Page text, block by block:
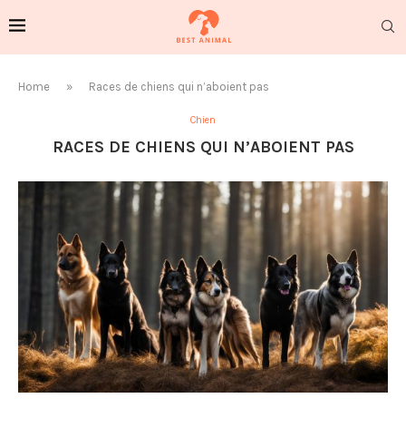
Home » Races de chiens qui n’aboient pas
Chien
RACES DE CHIENS QUI N’ABOIENT PAS